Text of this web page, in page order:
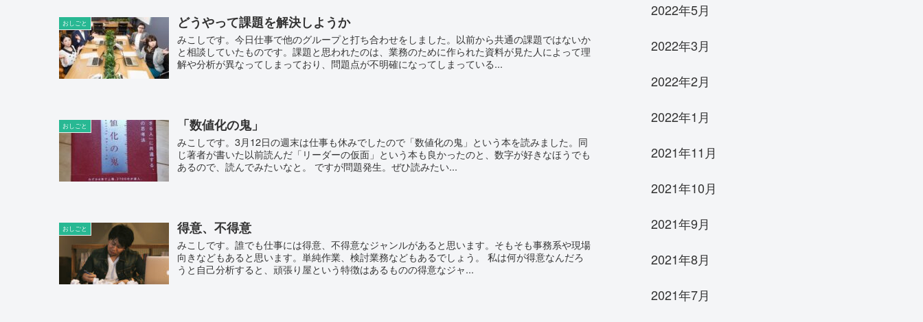
おしごと どうやって課題を解決しようか
みこしです。今日仕事で他のグループと打ち合わせをしました。以前から共通の課題ではないか
と相談していたものです。課題と思われたのは、業務のために作られた資料が見た人によって理
解や分析が異なってしまっており、問題点が不明確になってしまっている...
おしごと 「数値化の鬼」
みこしです。3月12日の週末は仕事も休みでしたので「数値化の鬼」という本を読みました。同
じ著者が書いた以前読んだ「リーダーの仮面」という本も良かったのと、数字が好きなほうでも
あるので、読んでみたいなと。 ですが問題発生。ぜひ読みたい...
おしごと 得意、不得意
みこしです。誰でも仕事には得意、不得意なジャンルがあると思います。そもそも事務系や現場
向きなどもあると思います。単純作業、検討業務などもあるでしょう。 私は何が得意なんだろ
うと自己分析すると、頑張り屋という特徴はあるものの得意なジャ...
2022年5月
2022年3月
2022年2月
2022年1月
2021年11月
2021年10月
2021年9月
2021年8月
2021年7月